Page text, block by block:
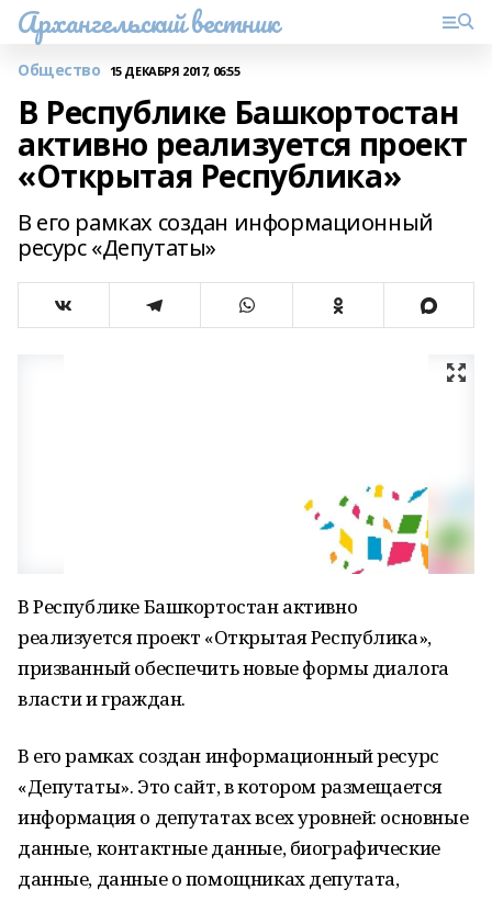
Архангельский вестник
Общество 15 ДЕКАБРЯ 2017, 06:55
В Республике Башкортостан
активно реализуется проект
«Открытая Республика»
В его рамках создан информационный
ресурс «Депутаты»
В Республике Башкортостан активно
реализуется проект «Открытая Республика»,
призванный обеспечить новые формы диалога
власти и граждан.
В его рамках создан информационный ресурс
«Депутаты». Это сайт, в котором размещается
информация о депутатах всех уровней: основные
данные, контактные данные, биографические
данные, данные о помощниках депутата,